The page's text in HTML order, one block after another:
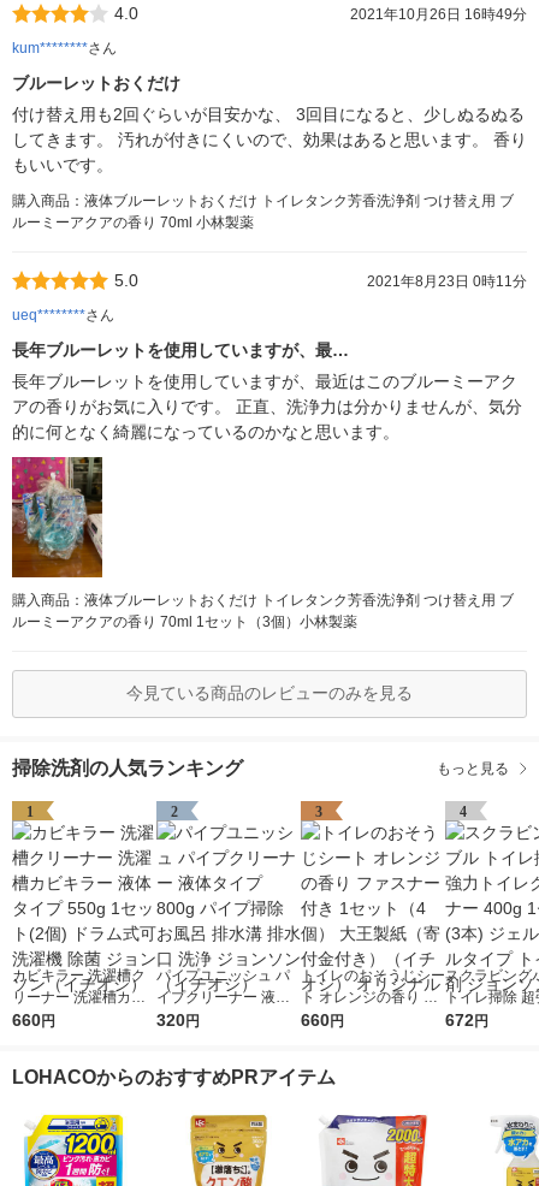
4.0
2021年10月26日 16時49分
kum********さん
ブルーレットおくだけ
付け替え用も2回ぐらいが目安かな、 3回目になると、少しぬるぬる
してきます。 汚れが付きにくいので、効果はあると思います。 香り
もいいです。
購入商品：液体ブルーレットおくだけ トイレタンク芳香洗浄剤 つけ替え用 ブ
ルーミーアクアの香り 70ml 小林製薬
5.0
2021年8月23日 0時11分
ueq********さん
長年ブルーレットを使用していますが、最…
長年ブルーレットを使用していますが、最近はこのブルーミーアク
アの香りがお気に入りです。 正直、洗浄力は分かりませんが、気分
的に何となく綺麗になっているのかなと思います。
購入商品：液体ブルーレットおくだけ トイレタンク芳香洗浄剤 つけ替え用 ブ
ルーミーアクアの香り 70ml 1セット（3個）小林製薬
今見ている商品のレビューのみを見る
掃除洗剤の人気ランキング もっと見る
1
カビキラー 洗濯槽ク
リーナー 洗濯槽カビ
キラー 液体タイプ 55
ョンソン（イチオシ）
660円
2
パイプユニッシュ パ
イプクリーナー 液体
タイプ 800g パイプ掃
（イチオシ）
320円
3
トイレのおそうじシー
ト オレンジの香り フ
ァスナー付き 1セット
シ） オリジナル
660円
4
スクラビング
トイレ掃除
イレクリーナ
672円
LOHACOからのおすすめPRアイテム